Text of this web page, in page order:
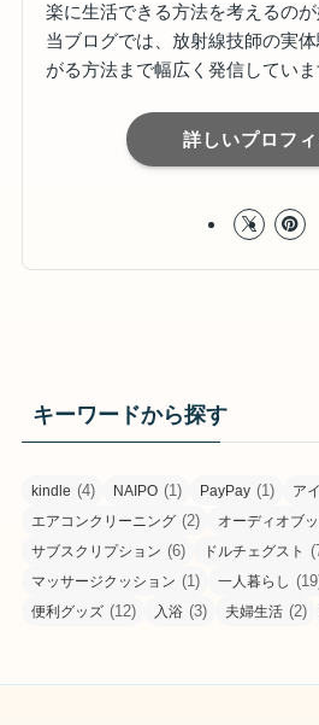
楽に生活できる方法を考えるのが
当ブログでは、放射線技師の実
がる方法まで幅広く発信していま
詳しいプロフ
キーワードから探す
kindle (4) NAIPO (1) PayPay (1) ア
エアコンクリーニング (2) オーディオブ
サブスクリプション (6) ドルチェグスト
マッサージクッション (1) 一人暮らし
便利グッズ (12) 入浴 (3) 夫婦生活 (2)